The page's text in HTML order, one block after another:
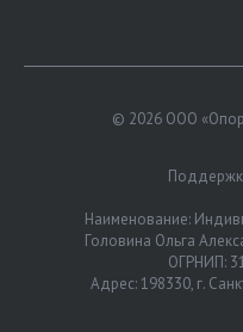
© 2026 ООО
Наименование:
Головина Ольга
ОГРНИП:
Адрес: 198330, г.